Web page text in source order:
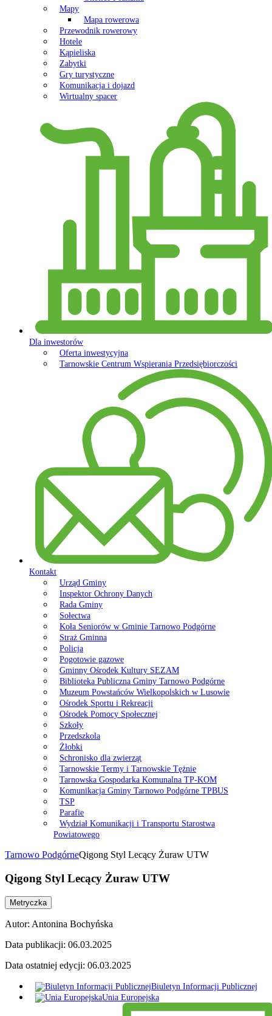
Mapy
Mapa rowerowa
Przewodnik rowerowy
Hotele
Kąpieliska
Zabytki
Gry turystyczne
Komunikacja i dojazd
Wirtualny spacer
Dla inwestorów
Oferta inwestycyjna
Tarnowskie Centrum Wspierania Przedsiębiorczości
Kontakt
Urząd Gminy
Inspektor Ochrony Danych
Rada Gminy
Sołectwa
Koła Seniorów w Gminie Tarnowo Podgórne
Straż Gminna
Policja
Pogotowie gazowe
Gminny Ośrodek Kultury SEZAM
Biblioteka Publiczna Gminy Tarnowo Podgórne
Muzeum Powstańców Wielkopolskich w Lusowie
Ośrodek Sportu i Rekreacji
Ośrodek Pomocy Społecznej
Szkoły
Przedszkola
Żłobki
Schronisko dla zwierząt
Tarnowskie Termy i Tarnowskie Tężnie
Tarnowska Gospodarka Komunalna TP-KOM
Komunikacja Gminy Tarnowo Podgórne TPBUS
TSP
Parafie
Wydział Komunikacji i Transportu Starostwa
Powiatowego
Tarnowo PodgórneQigong Styl Lecący Żuraw UTW
Qigong Styl Lecący Żuraw UTW
Metryczka
Autor: Antonina Bochyńska
Data publikacji: 06.03.2025
Data ostatniej edycji: 06.03.2025
Biuletyn Informacji Publicznej
Unia Europejska